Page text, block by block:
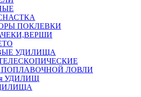
ПОКЛЕВКИ
УДИЛИЩА
ПОПЛАВОЧНОЙ ЛОВЛИ
УДИЛИЩ